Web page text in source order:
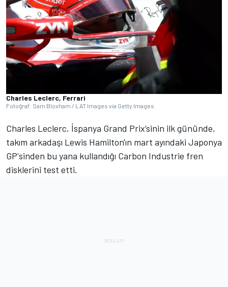
Charles Leclerc, Ferrari
Fotoğraf: Sam Bloxham / LAT Images via Getty Images
Charles Leclerc, İspanya Grand Prix’sinin ilk gününde,
takım arkadaşı Lewis Hamilton'ın mart ayındaki Japonya
GP'sinden bu yana kullandığı Carbon Industrie fren
disklerini test etti.